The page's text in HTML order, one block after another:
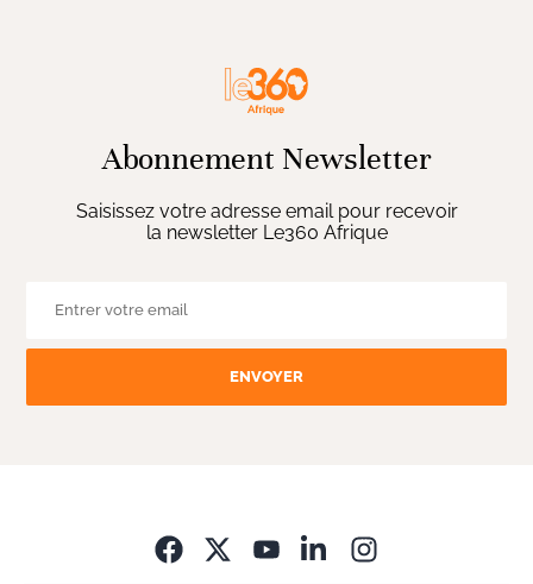
Abonnement Newsletter
Saisissez votre adresse email pour recevoir
la newsletter Le360 Afrique
ENVOYER